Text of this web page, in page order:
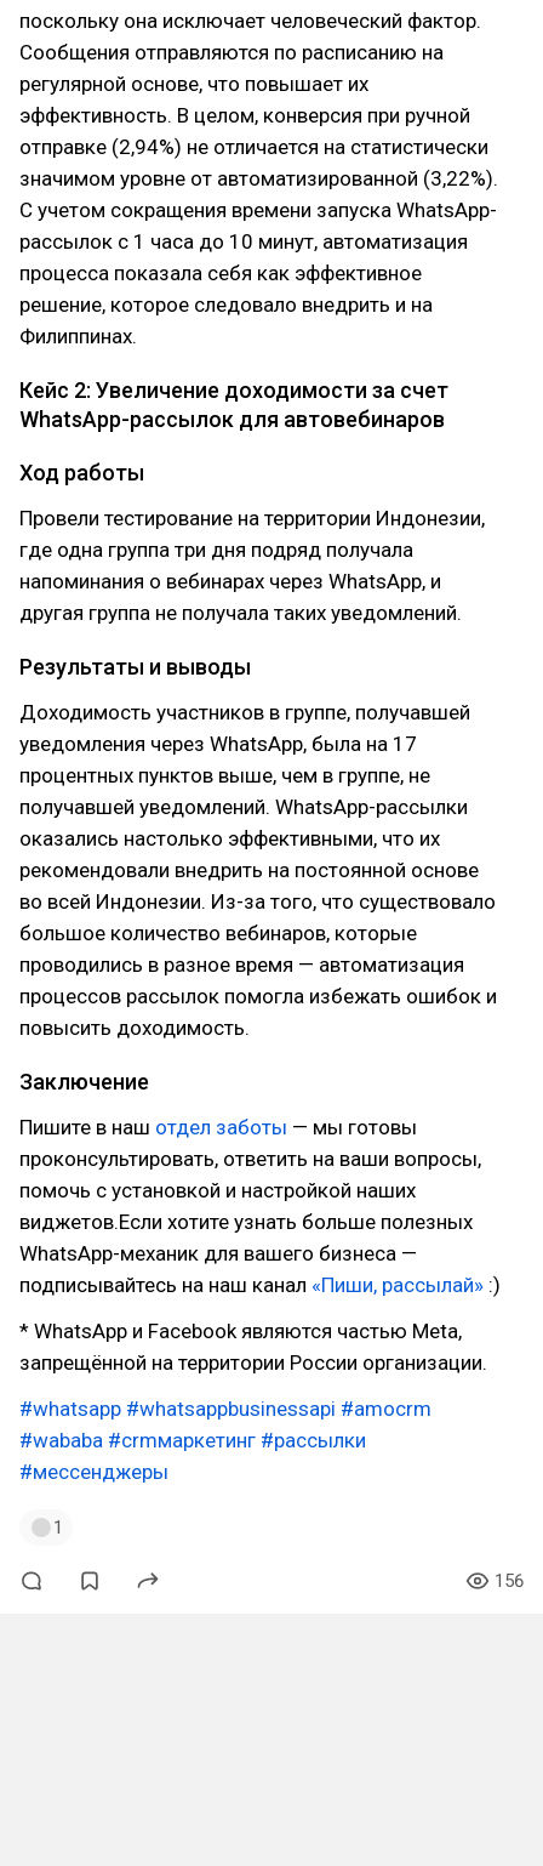
поскольку она исключает человеческий фактор.
Сообщения отправляются по расписанию на
регулярной основе, что повышает их
эффективность. В целом, конверсия при ручной
отправке (2,94%) не отличается на статистически
значимом уровне от автоматизированной (3,22%).
С учетом сокращения времени запуска WhatsApp-
рассылок с 1 часа до 10 минут, автоматизация
процесса показала себя как эффективное
решение, которое следовало внедрить и на
Филиппинах.
Кейс 2: Увеличение доходимости за счет
WhatsApp-рассылок для автовебинаров
Ход работы
Провели тестирование на территории Индонезии,
где одна группа три дня подряд получала
напоминания о вебинарах через WhatsApp, и
другая группа не получала таких уведомлений.
Результаты и выводы
Доходимость участников в группе, получавшей
уведомления через WhatsApp, была на 17
процентных пунктов выше, чем в группе, не
получавшей уведомлений. WhatsApp-рассылки
оказались настолько эффективными, что их
рекомендовали внедрить на постоянной основе
во всей Индонезии. Из-за того, что существовало
большое количество вебинаров, которые
проводились в разное время — автоматизация
процессов рассылок помогла избежать ошибок и
повысить доходимость.
Заключение
Пишите в наш отдел заботы — мы готовы
проконсультировать, ответить на ваши вопросы,
помочь с установкой и настройкой наших
виджетов.‌‌Если хотите узнать больше полезных
WhatsApp-механик для вашего бизнеса —
подписывайтесь на наш канал «Пиши, рассылай» :)
* WhatsApp и Facebook являются частью Meta,
запрещённой на территории России организации.
#whatsapp #whatsappbusinessapi #amocrm
#wababa #crmмаркетинг #рассылки
#мессенджеры
1
156